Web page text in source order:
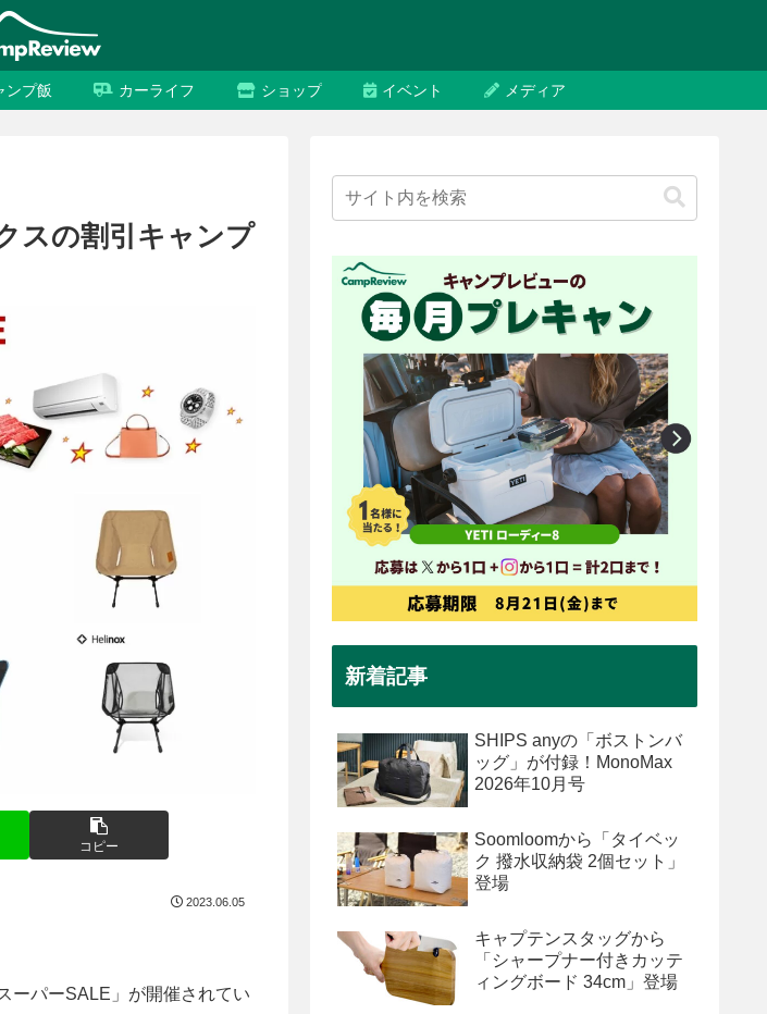
ンプ飯 カーライフ ショップ イベント メディア
スの割引キャンプ
コピー
2023.06.05
ーパーSALE」が開催されてい
新着記事
SHIPS anyの「ボストンバ
ッグ」が付録！MonoMax
2026年10月号
Soomloomから「タイベッ
ク 撥水収納袋 2個セット」
登場
キャプテンスタッグから
「シャープナー付きカッテ
ィングボード 34cm」登場